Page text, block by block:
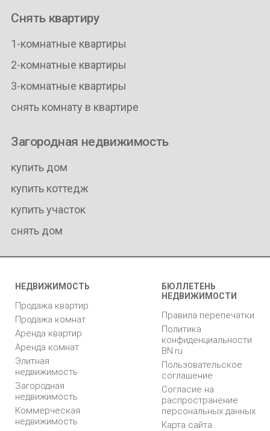
Снять квартиру
1-комнатные квартиры
2-комнатные квартиры
3-комнатные квартиры
снять комнату в квартире
Загородная недвижимость
купить дом
купить коттедж
купить участок
снять дом
НЕДВИЖИМОСТЬ
Продажа квартир
Продажа комнат
Аренда квартир
Аренда комнат
Элитная
недвижимость
Загородная
недвижимость
Коммерческая
недвижимость
БЮЛЛЕТЕНЬ
НЕДВИЖИМОСТИ
Правила перепечатки
Политика
конфиденциальности
BN.ru
Пользовательское
соглашение
Согласие на
распространение
персональных данных
Карта сайта